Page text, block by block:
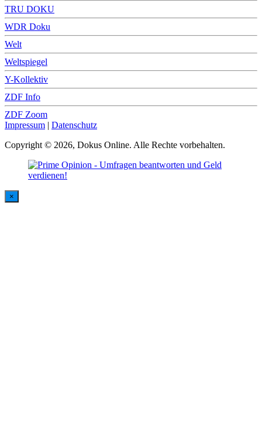
TRU DOKU
WDR Doku
Welt
Weltspiegel
Y-Kollektiv
ZDF Info
ZDF Zoom
Impressum | Datenschutz
Copyright © 2026, Dokus Online. Alle Rechte vorbehalten.
×